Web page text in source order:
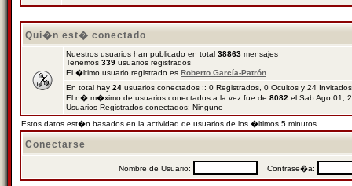
Qui�n est� conectado
Nuestros usuarios han publicado en total 38863 mensajes
Tenemos 339 usuarios registrados
El �ltimo usuario registrado es Roberto García-Patrón
En total hay 24 usuarios conectados :: 0 Registrados, 0 Ocultos y 24
El n� m�ximo de usuarios conectados a la vez fue de 8082 el Sab Ago 01,
Usuarios Registrados conectados: Ninguno
Estos datos est�n basados en la actividad de usuarios de los �ltimos 5 minutos
Conectarse
Nombre de Usuario: Contrase�a: